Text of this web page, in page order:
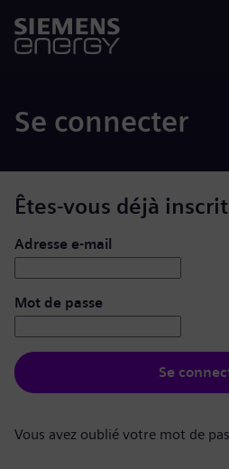
Se connecter
Êtes-vous déjà
Se connecter : nom d’utilisateur et
Adresse e-mail
Mot de passe
Se
Vous avez oublié votre mot de